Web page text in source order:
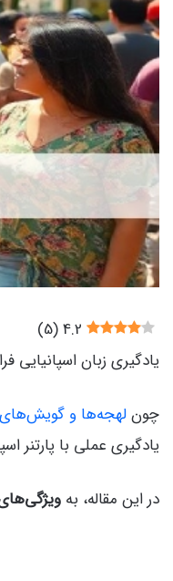
4.2
(
5
)
یادگیری زبان
چونلهجه‌ها و گویش‌های
یادگیری عملی با پارتنر
در این مقاله، به